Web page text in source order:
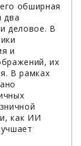
обширная
два
деловое. В
и
их
В рамках
как ИИ